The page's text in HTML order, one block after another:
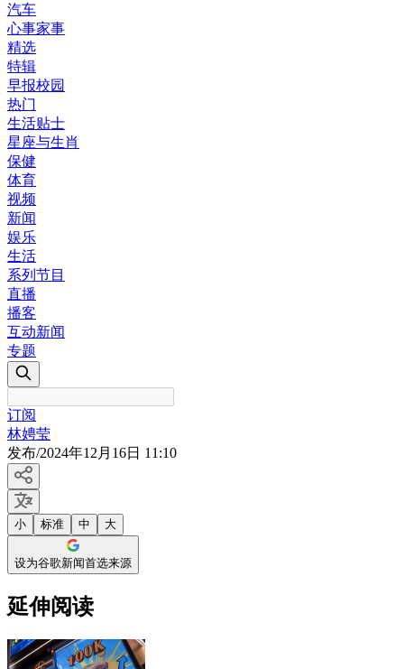
汽车
心事家事
精选
特辑
早报校园
热门
生活贴士
星座与生肖
保健
体育
视频
新闻
娱乐
生活
系列节目
直播
播客
互动新闻
专题
订阅
林娉莹
发布/2024年12月16日 11:10
小 标准 中 大
设为谷歌新闻首选来源
延伸阅读